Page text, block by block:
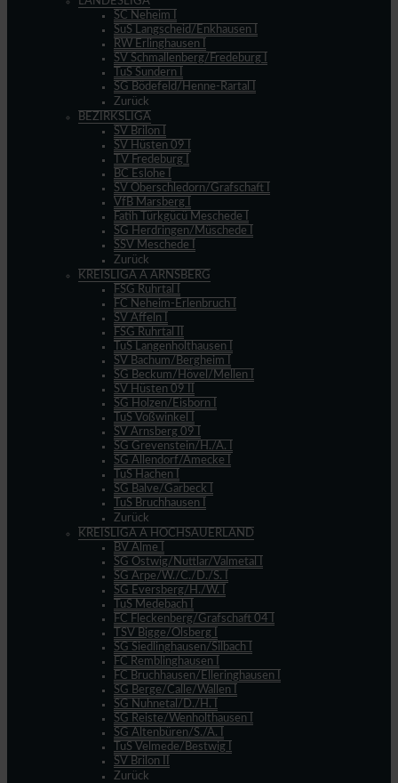
SC Neheim I
SuS Langscheid/Enkhausen I
RW Erlinghausen I
SV Schmallenberg/Fredeburg I
TuS Sundern I
SG Bödefeld/Henne-Rartal I
Zurück
BEZIRKSLIGA
SV Brilon I
SV Hüsten 09 I
TV Fredeburg I
BC Eslohe I
SV Oberschledorn/Grafschaft I
VfB Marsberg I
Fatih Türkgücü Meschede I
SG Herdringen/Müschede I
SSV Meschede I
Zurück
KREISLIGA A ARNSBERG
FSG Ruhrtal I
FC Neheim-Erlenbruch I
SV Affeln I
FSG Ruhrtal II
TuS Langenholthausen I
SV Bachum/Bergheim I
SG Beckum/Hövel/Mellen I
SV Hüsten 09 II
SG Holzen/Eisborn I
TuS Voßwinkel I
SV Arnsberg 09 I
SG Grevenstein/H./A. I
SG Allendorf/Amecke I
TuS Hachen I
SG Balve/Garbeck I
TuS Bruchhausen I
Zurück
KREISLIGA A HOCHSAUERLAND
BV Alme I
SG Ostwig/Nuttlar/Valmetal I
SG Arpe/W./C./D./S. I
SG Eversberg/H./W. I
TuS Medebach I
FC Fleckenberg/Grafschaft 04 I
TSV Bigge/Olsberg I
SG Siedlinghausen/Silbach I
FC Remblinghausen I
FC Bruchhausen/Elleringhausen I
SG Berge/Calle/Wallen I
SG Nuhnetal/D./H. I
SG Reiste/Wenholthausen I
SG Altenbüren/S./A. I
TuS Velmede/Bestwig I
SV Brilon II
Zurück